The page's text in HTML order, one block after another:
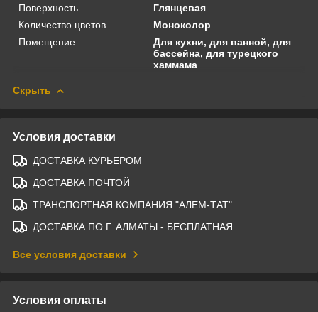
Поверхность
Глянцевая
Количество цветов
Моноколор
Помещение
Для кухни, для ванной, для
бассейна, для турецкого
хаммама
Скрыть
Условия доставки
ДОСТАВКА КУРЬЕРОМ
ДОСТАВКА ПОЧТОЙ
ТРАНСПОРТНАЯ КОМПАНИЯ "АЛЕМ-ТАТ"
ДОСТАВКА ПО Г. АЛМАТЫ - БЕСПЛАТНАЯ
Все условия доставки
Условия оплаты